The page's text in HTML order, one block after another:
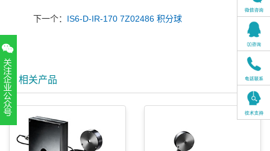
下一个： IS6-D-IR-170 7Z02486 积分球
相关产品
扫一扫，关注官方账号
010-52867771